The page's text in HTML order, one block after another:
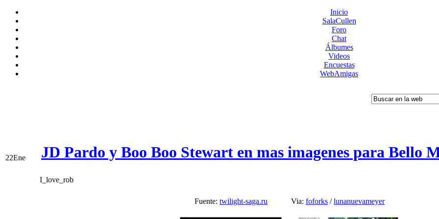
Inicio
SalaCullen
Foro
Chat
Álbumes
Videos
Encuestas
WebAmigas
22Ene JD Pardo y Boo Boo Stewart en mas imagenes para Bello
I_love_rob
Fuente: twilight-saga.ru Via: foforks /lunanuevameyer